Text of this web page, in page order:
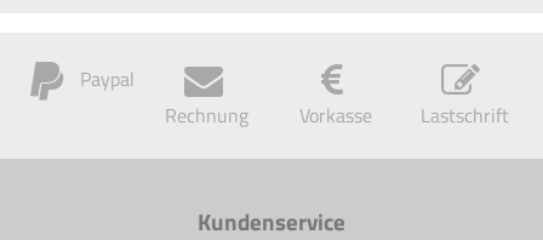
Paypal
Rechnung
Vorkasse Lastschrift
Kundenservice